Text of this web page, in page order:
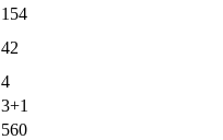
154
42
4
3+1
560